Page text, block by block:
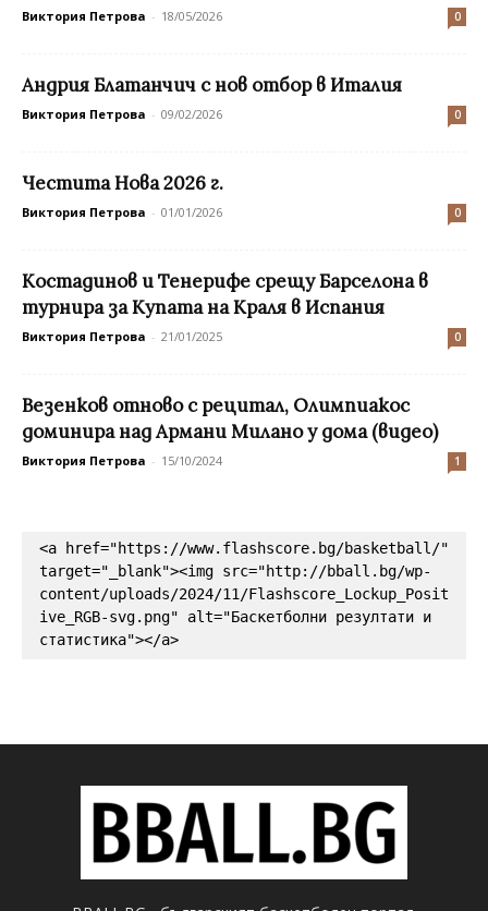
Виктория Петрова - 18/05/2026 0
Андрия Блатанчич с нов отбор в Италия
Виктория Петрова - 09/02/2026 0
Честита Нова 2026 г.
Виктория Петрова - 01/01/2026 0
Костадинов и Тенерифе срещу Барселона в
турнира за Купата на Краля в Испания
Виктория Петрова - 21/01/2025 0
Везенков отново с рецитал, Олимпиакос
доминира над Армани Милано у дома (видео)
Виктория Петрова - 15/10/2024 1
<a href="https://www.flashscore.bg/basketball/"
target="_blank"><img src="http://bball.bg/wp-
content/uploads/2024/11/Flashscore_Lockup_Posit
ive_RGB-svg.png" alt="Баскетболни резултати и
статистика"></a>